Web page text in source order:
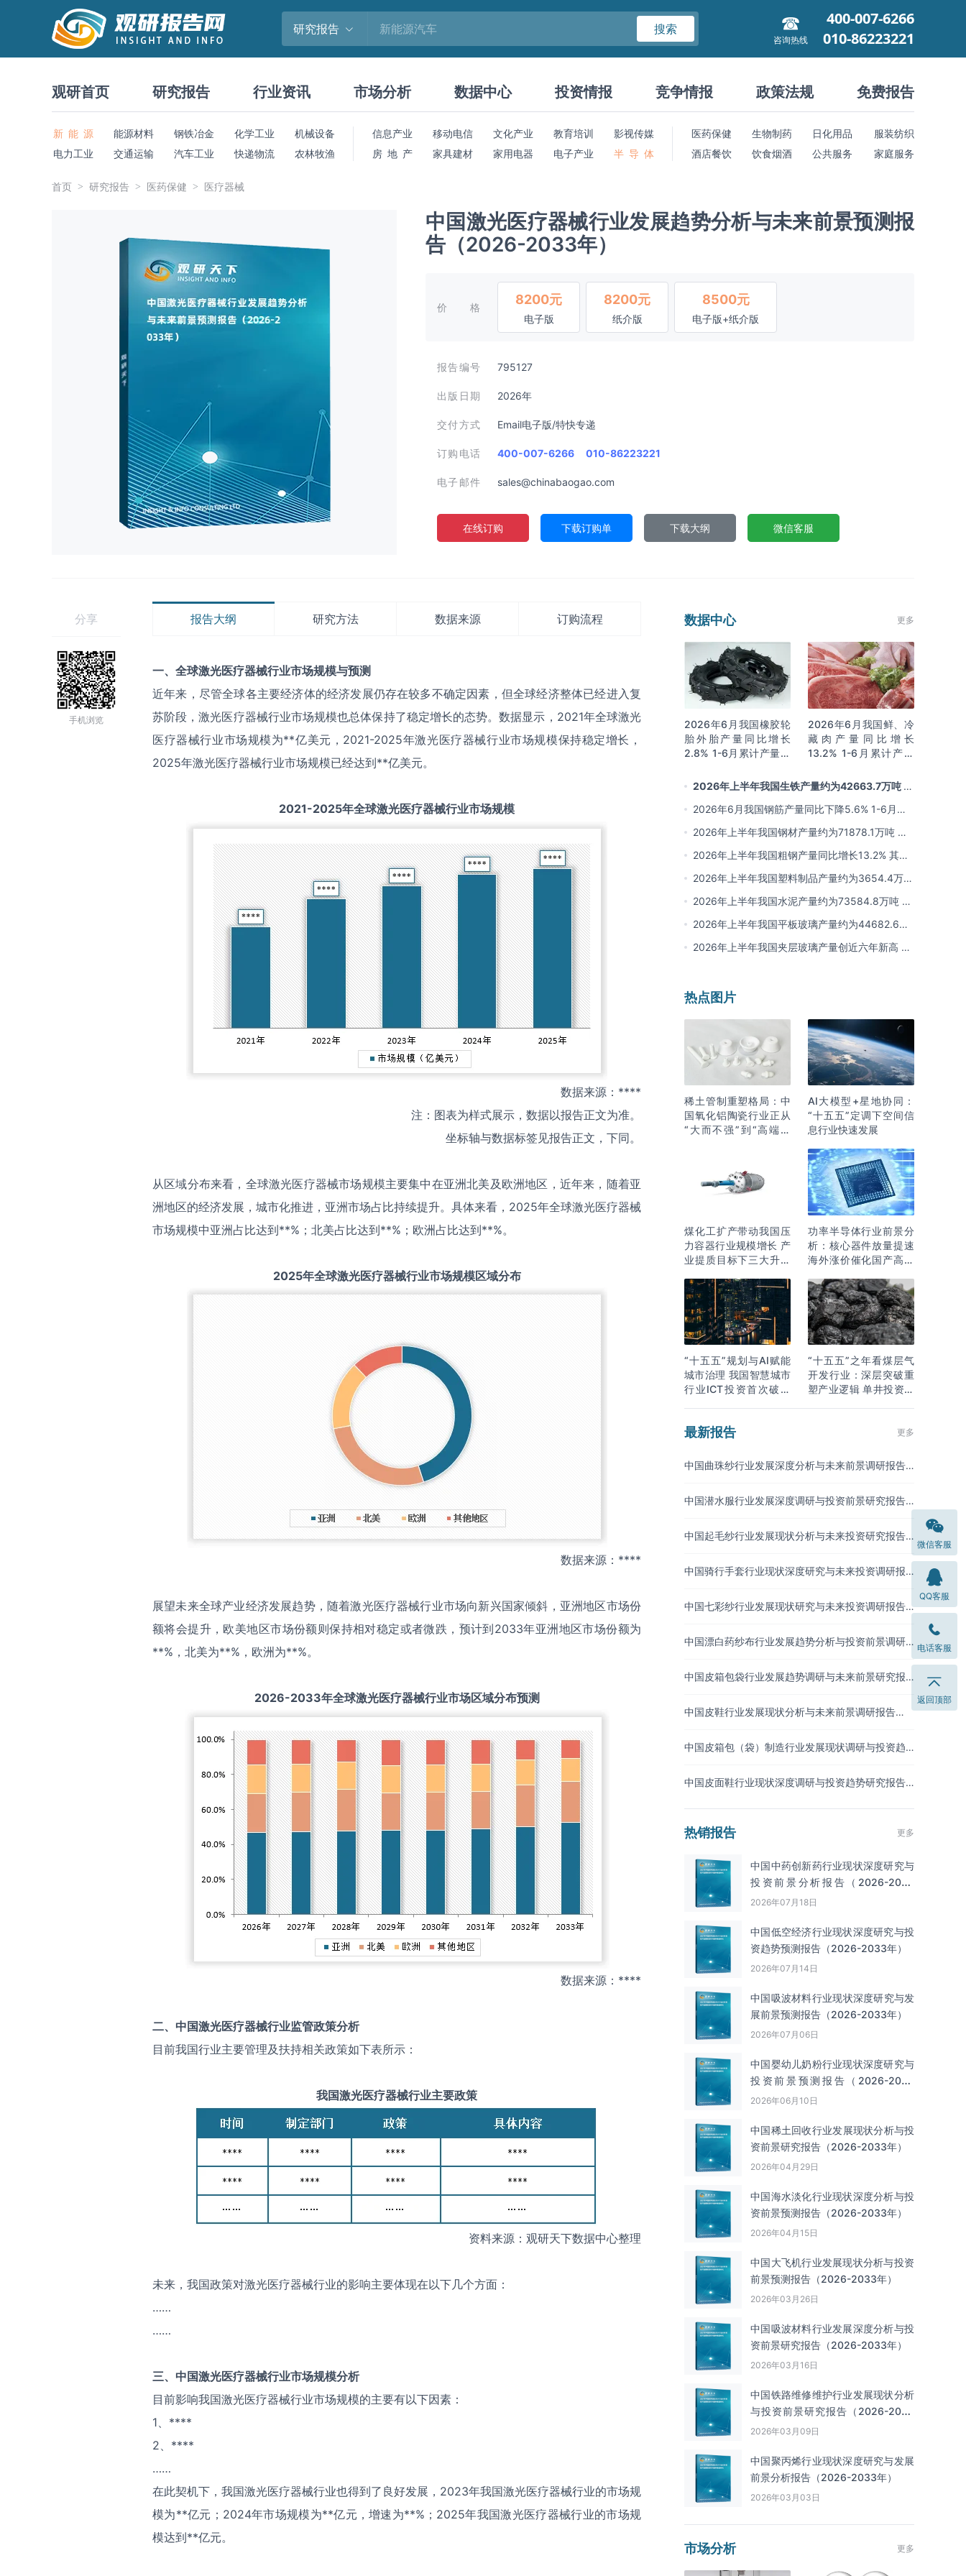
研究报告 搜索
咨询热线
400-007-6266
010-86223221
观研首页 研究报告 行业资讯 市场分析 数据中心 投资情报 竞争情报 政策法规 免费报告
新 能 源 能源材料 钢铁冶金 化学工业
机械设备
电力工业
交通运输 汽车工业 快递物流 农林牧渔
信息产业 移动电信 文化产业 教育培训
影视传媒
房 地 产
家具建材 家用电器 电子产业 半 导 体
医药保健 生物制药 日化用品
服装纺织
酒店餐饮
饮食烟酒 公共服务 家庭服务
首页 研究报告 医药保健 医疗器械
中国激光医疗器械行业发展趋势分析与未来前景预测报
告（2026-2033年）
价格
8200元
电子版
8200元
纸介版
8500元
电子版+纸介版
报告编号 795127
出版日期 2026年
交付方式 Email电子版/特快专递
订购电话 400-007-6266 010-86223221
电子邮件 sales@chinabaogao.com
在线订购 下载订购单 下载大纲 微信客服
分享
手机浏览
报告大纲 研究方法 数据来源 订购流程
一、全球激光医疗器械行业市场规模与预测
近年来，尽管全球各主要经济体的经济发展仍存在较多不确定因素，但全球经济整体已经进入复
苏阶段，激光医疗器械行业市场规模也总体保持了稳定增长的态势。数据显示，2021年全球激光
医疗器械行业市场规模为**亿美元，2021-2025年激光医疗器械行业市场规模保持稳定增长，
2025年激光医疗器械行业市场规模已经达到**亿美元。
2021-2025年全球激光医疗器械行业市场规模
数据来源：****
注：图表为样式展示，数据以报告正文为准。
坐标轴与数据标签见报告正文，下同。
从区域分布来看，全球激光医疗器械市场规模主要集中在亚洲北美及欧洲地区，近年来，随着亚
洲地区的经济发展，城市化推进，亚洲市场占比持续提升。具体来看，2025年全球激光医疗器械
市场规模中亚洲占比达到**%；北美占比达到**%；欧洲占比达到**%。
2025年全球激光医疗器械行业市场规模区域分布
数据来源：****
展望未来全球产业经济发展趋势，随着激光医疗器械行业市场向新兴国家倾斜，亚洲地区市场份
额将会提升，欧美地区市场份额则保持相对稳定或者微跌，预计到2033年亚洲地区市场份额为
**%，北美为**%，欧洲为**%。
2026-2033年全球激光医疗器械行业市场区域分布预测
数据来源：****
二、中国激光医疗器械行业监管政策分析
目前我国行业主要管理及扶持相关政策如下表所示：
我国激光医疗器械行业主要政策
资料来源：观研天下数据中心整理
未来，我国政策对激光医疗器械行业的影响主要体现在以下几个方面：
……
……
三、中国激光医疗器械行业市场规模分析
目前影响我国激光医疗器械行业市场规模的主要有以下因素：
1、****
2、****
……
在此契机下，我国激光医疗器械行业也得到了良好发展，2023年我国激光医疗器械行业的市场规
模为**亿元；2024年市场规模为**亿元，增速为**%；2025年我国激光医疗器械行业的市场规
模达到**亿元。
数据中心 更多
2026年6月我国橡胶轮
胎外胎产量同比增长
2.8% 1-6月累计产量同
2026年6月我国鲜、冷
藏肉产量同比增长
13.2% 1-6月累计产量
2026年上半年我国生铁产量约为42663.7万吨 同
比下降2.8% 其中河北产量占比22.7%排名第一
2026年6月我国钢筋产量同比下降5.6% 1-6月累
计产量同比下降10.7%
2026年上半年我国钢材产量约为71878.1万吨 同
比下降0.9% 其中河北以超亿吨产量排名第一
2026年上半年我国粗钢产量同比增长13.2% 其中
河北产量占比21.5%位居首位
2026年上半年我国塑料制品产量约为3654.4万吨
其中江苏、浙江产量分别占比18.9%、16.0%
2026年上半年我国水泥产量约为73584.8万吨 同
比下降8% 其中广东、浙江和安徽分别排名前三
2026年上半年我国平板玻璃产量约为44682.6万
重量箱 同比下降5.7% 其中河北产量最多 占比
2026年上半年我国夹层玻璃产量创近六年新高 约
热点图片
稀土管制重塑格局：中
国氧化铝陶瓷行业正从
“大而不强”到“高端突
AI大模型+星地协同：
“十五五”定调下空间信
息行业快速发展
煤化工扩产带动我国压
力容器行业规模增长 产
业提质目标下三大升级
功率半导体行业前景分
析：核心器件放量提速
海外涨价催化国产高端
“十五五”规划与AI赋能
城市治理 我国智慧城市
行业ICT投资首次破万
“十五五”之年看煤层气
开发行业：深层突破重
塑产业逻辑 单井投资成
最新报告 更多
中国曲珠纱行业发展深度分析与未来前景调研报告
中国潜水服行业发展深度调研与投资前景研究报告
中国起毛纱行业发展现状分析与未来投资研究报告
中国骑行手套行业现状深度研究与未来投资调研报
中国七彩纱行业发展现状研究与未来投资调研报告
中国漂白药纱布行业发展趋势分析与投资前景调研
中国皮箱包袋行业发展趋势调研与未来前景研究报
中国皮鞋行业发展现状分析与未来前景调研报告
中国皮箱包（袋）制造行业发展现状调研与投资趋
中国皮面鞋行业现状深度调研与投资趋势研究报告
热销报告 更多
中国中药创新药行业现状深度研究与
投资前景分析报告（2026-2033
年）
2026年07月18日
中国低空经济行业现状深度研究与投
资趋势预测报告（2026-2033年）
2026年07月14日
中国吸波材料‌‌‌行业现状深度研究与发
展前景预测报告（2026-2033年）
2026年07月06日
中国婴幼儿奶粉行业现状深度研究与
投资前景预测报告（2026-2033
年）
2026年06月10日
中国‌‌稀土回收‌‌行业发展现状分析与投
资前景研究报告（2026-2033年）
2026年04月29日
中国海水淡化行业现状深度分析与投
资前景预测报告（2026-2033年）
2026年04月15日
中国大飞机行业发展现状分析与投资
前景预测报告（2026-2033年）
2026年03月26日
中国吸波材料行业发展深度分析与投
资前景研究报告（2026-2033年）
2026年03月16日
中国铁路维修维护行业发展现状分析
与投资前景研究报告（2026-2033
年）
2026年03月09日
中国聚丙烯行业现状深度研究与发展
前景分析报告（2026-2033年）
2026年03月03日
市场分析 更多
微信客服
QQ客服
电话客服
返回顶部